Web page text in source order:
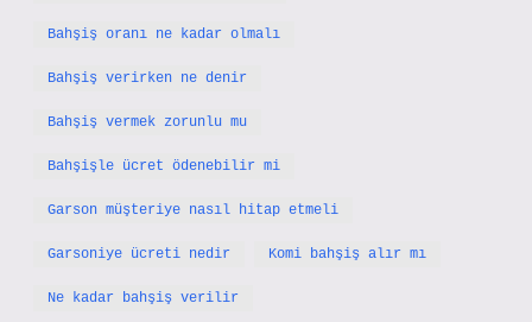
Bahşiş oranı ne kadar olmalı
Bahşiş verirken ne denir
Bahşiş vermek zorunlu mu
Bahşişle ücret ödenebilir mi
Garson müşteriye nasıl hitap etmeli
Garsoniye ücreti nedir Komi bahşiş alır mı
Ne kadar bahşiş verilir